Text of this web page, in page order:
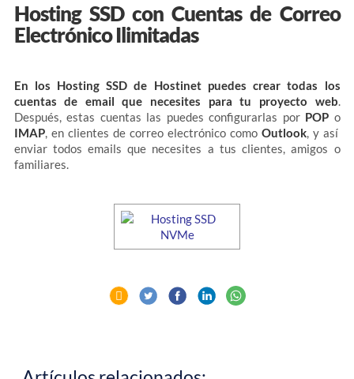
Hosting SSD con Cuentas de Correo
Electrónico Ilimitadas
En los Hosting SSD de Hostinet puedes crear todas los
cuentas de email que necesites para tu proyecto web.
Después, estas cuentas las puedes configurarlas porPOP o
IMAP, en clientes de correo electrónico comoOutlook, y así
enviar todos emails que necesites a tus clientes, amigos o
familiares.